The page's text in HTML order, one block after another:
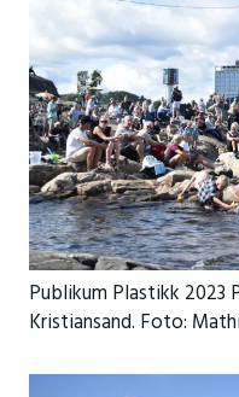
Publikum Plastikk
Kristiansand. Foto: